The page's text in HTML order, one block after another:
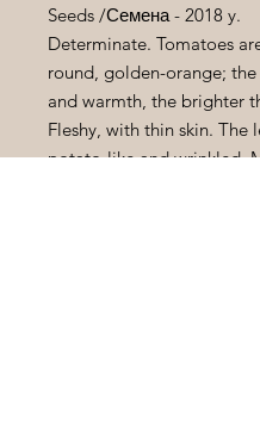
Seeds /Семена- 2018 y.
Determinate. Tomatoes
round, golden-orange; the
and warmth, the brighter
Fleshy, with thin skin. The
potato-like and wrinkled.